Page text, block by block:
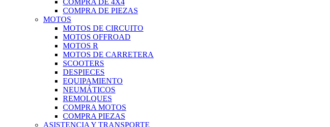
COMPRA DE 4X4
COMPRA DE PIEZAS
MOTOS
MOTOS DE CIRCUITO
MOTOS OFFROAD
MOTOS R
MOTOS DE CARRETERA
SCOOTERS
DESPIECES
EQUIPAMIENTO
NEUMÁTICOS
REMOLQUES
COMPRA MOTOS
COMPRA PIEZAS
ASISTENCIA Y TRANSPORTE